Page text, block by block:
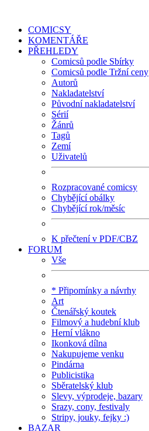
COMICSY
KOMENTÁŘE
PŘEHLEDY
Comicsů podle Sbírky
Comicsů podle Tržní ceny
Autorů
Nakladatelství
Původní nakladatelství
Sérií
Žánrů
Tagů
Zemí
Uživatelů
Rozpracované comicsy
Chybějící obálky
Chybějící rok/měsíc
K přečtení v PDF/CBZ
FORUM
Vše
* Připomínky a návrhy
Art
Čtenářský koutek
Filmový a hudební klub
Herní vlákno
Ikonková dílna
Nakupujeme venku
Pindárna
Publicistika
Sběratelský klub
Slevy, výprodeje, bazary
Srazy, cony, festivaly
Stripy, jouky, fejky :)
BAZAR